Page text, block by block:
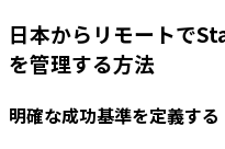
日本からリモートで
を管理する方法
明確な成功基準を定義する